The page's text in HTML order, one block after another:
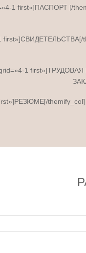
1 first»]ПАСПОРТ [/
first»]СВИДЕТЕЛЬСТВА[/
1